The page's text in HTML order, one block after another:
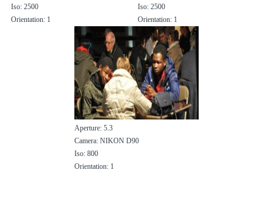
Iso: 2500
Orientation: 1
Iso: 2500
Orientation: 1
Aperture: 5.3
Camera: NIKON D90
Iso: 800
Orientation: 1